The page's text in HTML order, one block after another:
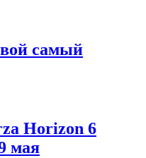
самый
Horizon 6
мая